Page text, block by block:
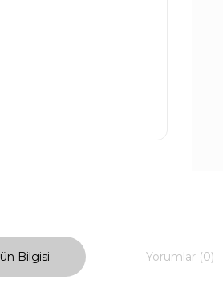
Bilgisi Yorumlar (0)